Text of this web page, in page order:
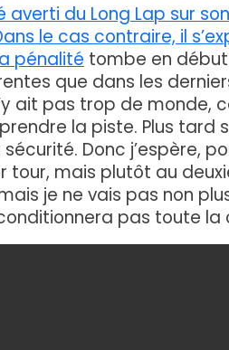
averti du Long Lap sur
le cas contraire, il
pénalité tombe en
que dans les
ait pas trop de monde,
la piste. Plus tard
Donc j’espère,
tour, mais plutôt au
je ne vais pas non
pas toute la